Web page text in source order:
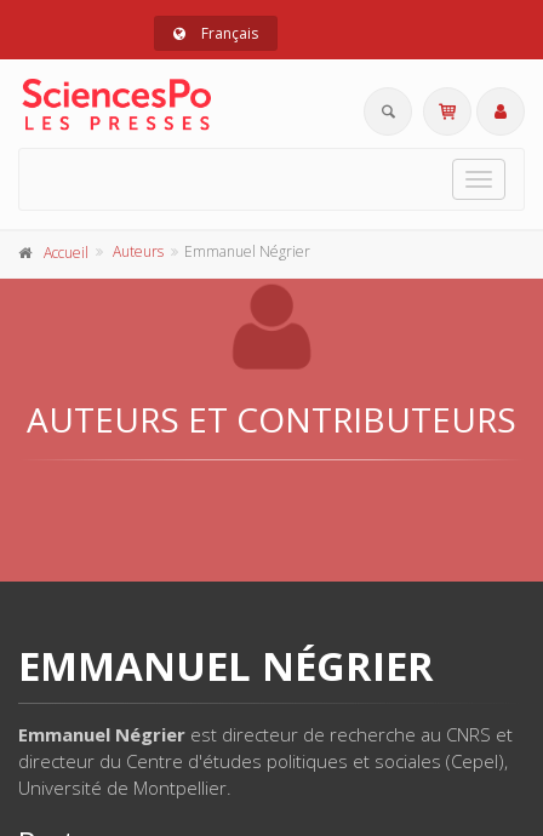
Français
Toggle
Accueil Auteurs Emmanuel Négrier
AUTEURS ET CONTRIBUTEURS
EMMANUEL NÉGRIER
Emmanuel Négrier est directeur de recherche au CNRS et
directeur du Centre d'études politiques et sociales (Cepel),
Université de Montpellier.